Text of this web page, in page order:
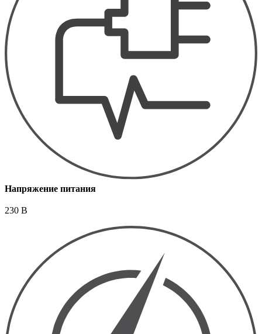
Напряжение питания
230 В